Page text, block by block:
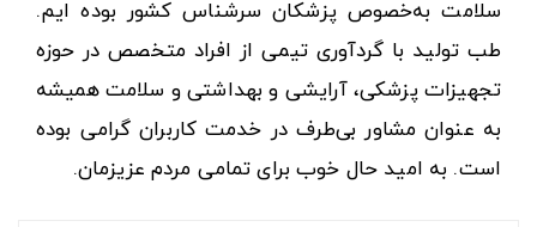
سلامت به‌خصوص پزشکان سرشناس کشور بوده ایم.
طب تولید با گردآوری تیمی از افراد متخصص در حوزه
تجهیزات پزشکی، آرایشی و بهداشتی و سلامت همیشه
به عنوان مشاور بی‌طرف در خدمت کاربران گرامی بوده
است. به امید حال خوب برای تمامی مردم عزیزمان.